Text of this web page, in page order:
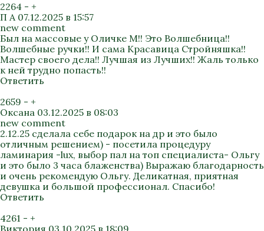
2264 - +
П А 07.12.2025 в 15:57
new comment
Был на массовые у Оличке М!! Это Волшебница!!
Волшебные ручки!! И сама Красавица Стройняшка!!
Мастер своего дела!! Лучшая из Лучших!! Жаль только
к ней трудно попасть!!
Ответить
2659 - +
Оксана 03.12.2025 в 08:03
new comment
2.12.25 сделала себе подарок на др и это было
отличным решением) - посетила процедуру
ламинария -lux, выбор пал на топ специалиста- Ольгу
и это было 3 часа блаженства) Выражаю благодарность
и очень рекомендую Ольгу. Деликатная, приятная
девушка и большой профессионал. Спасибо!
Ответить
4261 - +
Виктория 03.10.2025 в 18:09